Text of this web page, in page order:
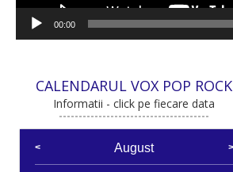
00:00
CALENDARUL VOX POP ROCK
Informatii - click pe fiecare data
August